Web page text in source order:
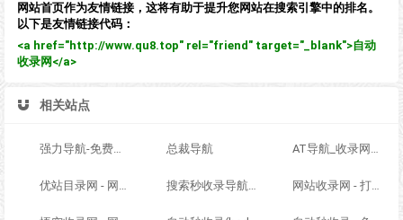
网站首页作为友情链接，这将有助于提升您网站在搜索引擎中的排名。
以下是友情链接代码：
<a href="http://www.qu8.top" rel="friend" target="_blank">自动
收录网</a>
相关站点
强力导航-免费网站分类导航，提交收录，秒收录 总裁导航 AT导航_收录网_免费收录网站_自动收录网_秒收录
优站目录网 - 网址导航分类网站目录 - 自助网址提交自动收录 搜索秒收录导航 - ACG萌次元丨ACG导航网丨二次元导航丨资源网导航丨福利网址导航 - SS秒收录导航网 网站收录网 - 打造最与众不同的站点收录网